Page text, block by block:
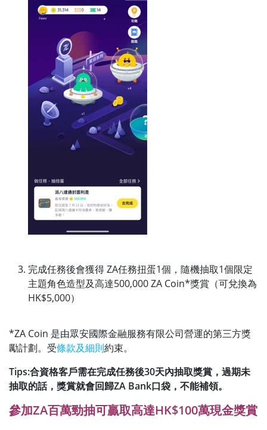
完成任務後會獲得 ZA任務扭蛋1個，隨機抽取1個限定
主題角色造型及高達500,000 ZA Coin*獎賞（可兌換為
HK$5,000）
*ZA Coin 是由眾安國際金融服務有限公司營運的第三方獎
勵計劃。受條款及細則約束。
Tips:合資格客戶需在完成任務後30天內抽取獎賞，過期未
抽取的話，獎賞就會回歸ZA Bank口袋，不能補領。
參加ZA百萬勁抽可贏取高達HK$100萬現金獎賞